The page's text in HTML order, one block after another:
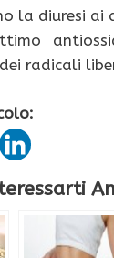
la diuresi ai
radicali